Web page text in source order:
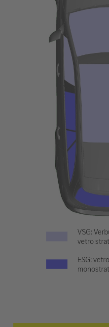
VSG:
vetro
ESG: